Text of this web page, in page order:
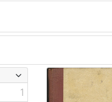
1